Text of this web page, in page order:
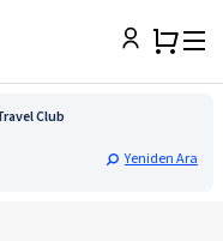
Club
Yeniden Ara